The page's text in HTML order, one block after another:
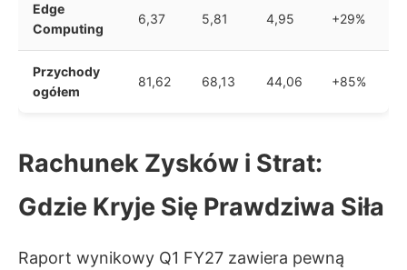
Edge
Computing
6,37 5,81 4,95 +29%
Przychody
ogółem
81,62 68,13 44,06 +85%
Rachunek Zysków i Strat:
Gdzie Kryje Się Prawdziwa Siła
Raport wynikowy Q1 FY27 zawiera pewną